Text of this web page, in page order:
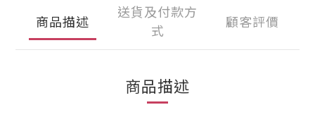
商品描述
送貨及付款方
式
顧客評價
商品描述